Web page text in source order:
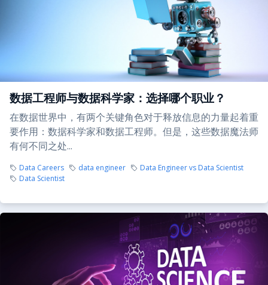
数据工程师与数据科学家：选择哪个职业？
在数据世界中，有两个关键角色对于释放信息的力量起着重
要作用：数据科学家和数据工程师。但是，这些数据魔法师
有何不同之处...
Data Careers data engineer
Data Engineer vs Data Scientist
Data Scientist